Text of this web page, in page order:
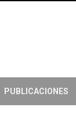
PUBLICACIONES